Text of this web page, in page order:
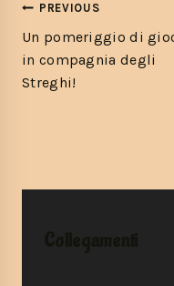
PREVIOUS
Un pomeriggio di
in compagnia degli
Streghi!